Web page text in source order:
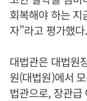
회복해야 하는 지
자”라고 평가했다.
대법관은 대법원
원(대법원)에서
법관으로, 장관급